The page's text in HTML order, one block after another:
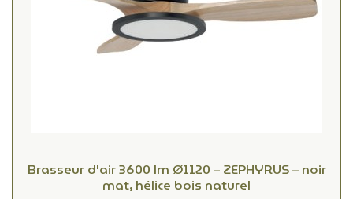
Brasseur d'air 3600 lm Ø1120 – ZEPHYRUS – noir
mat, hélice bois naturel